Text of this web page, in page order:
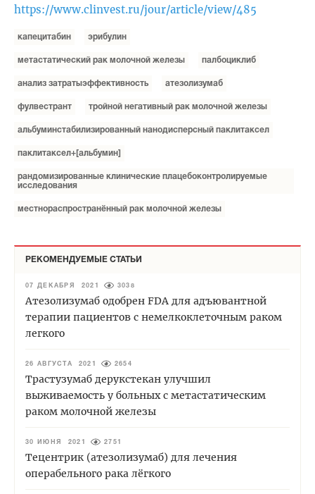
https://www.clinvest.ru/jour/article/view/485
капецитабин эрибулин
метастатический рак молочной железы палбоциклиб
анализ затратыэффективность атезолизумаб
фулвестрант тройной негативный рак молочной железы
альбуминстабилизированный нанодисперсный паклитаксел
паклитаксел+[альбумин]
рандомизированные клинические плацебоконтролируемые
исследования
местнораспространённый рак молочной железы
РЕКОМЕНДУЕМЫЕ СТАТЬИ
07 ДЕКАБРЯ 2021 3038
Атезолизумаб одобрен FDA для адъювантной
терапии пациентов с немелкоклеточным раком
легкого
26 АВГУСТА 2021 2654
Трастузумаб дерукстекан улучшил
выживаемость у больных с метастатическим
раком молочной железы
30 ИЮНЯ 2021 2751
Тецентрик (атезолизумаб) для лечения
операбельного рака лёгкого